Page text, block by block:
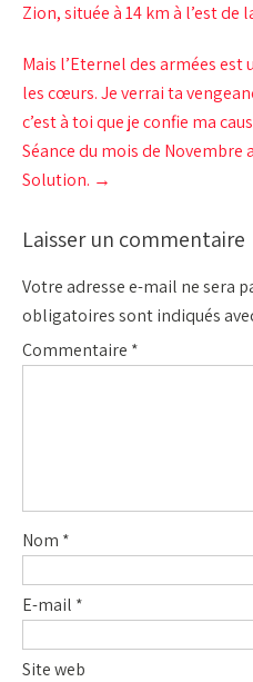
Zion, située à 14 km à l’est de
Mais l’Eternel des armées
les cœurs. Je verrai ta
c’est à toi que je confie ma
Séance du mois de Novembre
Solution. →
Laisser un commentaire
Votre adresse e-mail ne sera
obligatoires sont indiqués
Commentaire *
Nom *
E-mail *
Site web